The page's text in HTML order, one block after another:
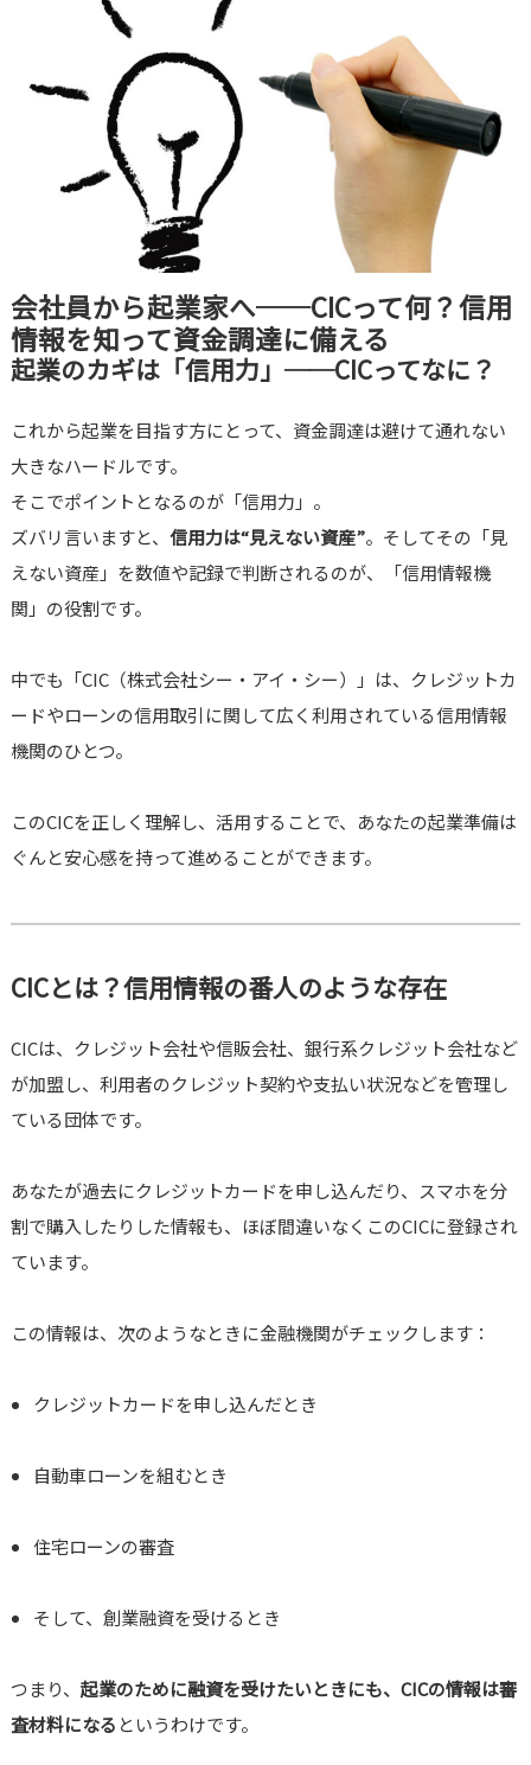
会社員から起業家へ──CICって何？信用
情報を知って資金調達に備える
起業のカギは「信用力」──CICってなに？
これから起業を目指す方にとって、資金調達は避けて通れない
大きなハードルです。
そこでポイントとなるのが「信用力」。
ズバリ言いますと、 信用力は“見えない資産”。そしてその「見
えない資産」を数値や記録で判断されるのが、「信用情報機
関」の役割です。
中でも「CIC（株式会社シー・アイ・シー）」は、クレジットカ
ードやローンの信用取引に関して広く利用されている信用情報
機関のひとつ。
このCICを正しく理解し、活用することで、あなたの起業準備は
ぐんと安心感を持って進めることができます。
CICとは？信用情報の番人のような存在
CICは、クレジット会社や信販会社、銀行系クレジット会社など
が加盟し、利用者のクレジット契約や支払い状況などを管理し
ている団体です。
あなたが過去にクレジットカードを申し込んだり、スマホを分
割で購入したりした情報も、ほぼ間違いなくこのCICに登録され
ています。
この情報は、次のようなときに金融機関がチェックします：
クレジットカードを申し込んだとき
自動車ローンを組むとき
住宅ローンの審査
そして、創業融資を受けるとき
つまり、 起業のために融資を受けたいときにも、CICの情報は審
査材料になる というわけです。